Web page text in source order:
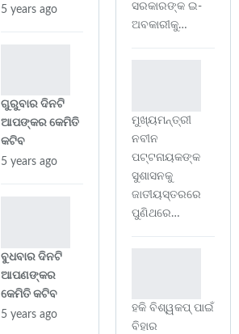
5 years ago
ଗୁରୁବାର ଦିନଟି
ଆପଙ୍କର କେମିତି
କଟିବ
5 years ago
ବୁଧବାର ଦିନଟି
ଆପଣଙ୍କର
କେମିତି କଟିବ
5 years ago
ସରକାରଙ୍କ ଇ-
ଅବକାରୀକୁ…
ମୁଖ୍ୟମନ୍ତ୍ରୀ
ନବୀନ
ପଟ୍ଟନାୟକଙ୍କ
ସୁଶାସନକୁ
ଜାତୀୟସ୍ତରରେ
ପୁଣିଥରେ…
ହକି ବିଶ୍ୱକପ୍ ପାଇଁ
ବିହାର